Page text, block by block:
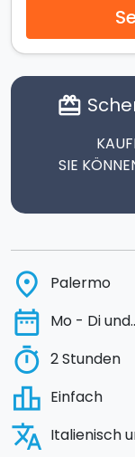
card_giftcard
SIE
place Palermo
date_range Mo - Di
timer 2 Stunden
leaderboard Einfach
translate Italienisch